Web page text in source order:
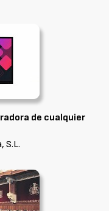
de cualquier
S.L.